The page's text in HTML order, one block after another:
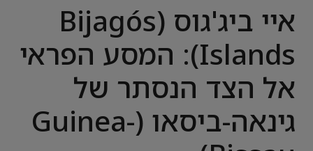
איי ביג'גוס (Bijagós
Islands): המסע הפראי
אל הצד הנסתר של
גינאה-ביסאו (Guinea-